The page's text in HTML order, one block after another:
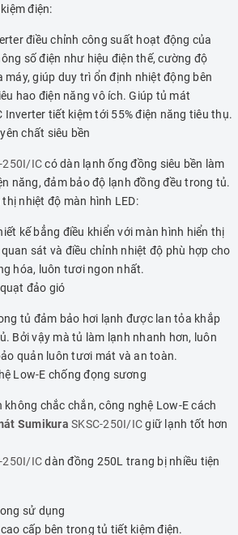
điện:
điều chỉnh công suất hoạt động của
số điện như hiệu điện thế, cường độ
máy, giúp duy trì ổn định nhiệt động bên
hao điện năng vô ích. Giúp tủ mát
Inverter tiết kiệm tới 55% điện năng tiêu thụ.
chất siêu bền
250I/ICcó dàn lạnh ống đồng siêu bền làm
năng, đảm bảo độ lạnh đồng đều trong tủ.
nhiệt độ màn hình LED:
kế bẳng điều khiển với màn hình hiển thị
sát và điều chỉnh nhiệt độ phù hợp cho
hóa, luôn tươi ngon nhất.
đảo gió
tủ đảm bảo hơi lạnh được lan tỏa khắp
Bởi vậy mà tủ làm lạnh nhanh hơn, luôn
quản luôn tươi mát và an toàn.
Low-E chống đọng sương
chắc chắn, công nghệ Low-E cách
Sumikura SKSC-250I/ICgiữ lạnh tốt hơn
250I/ICdàn đồng 250L trang bị nhiều tiện
sử dụng
cấp bên trong tủ tiết kiệm điện.